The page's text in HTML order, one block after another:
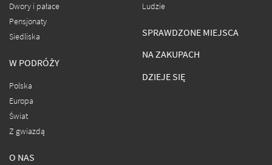
Dwory i pałace
Pensjonaty
Siedliska
W PODRÓŻY
Polska
Europa
Świat
Z gwiazdą
Ludzie
SPRAWDZONE MIEJSCA
NA ZAKUPACH
DZIEJE SIĘ
O NAS